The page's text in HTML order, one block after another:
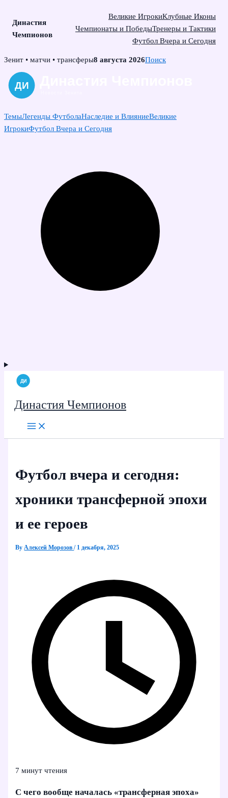
Династия
Чемпионов
Великие ИгрокиКлубные Иконы
Чемпионаты и ПобедыТренеры и Тактики
Футбол Вчера и Сегодня
Skip
content
Зенит • матчи • трансферы8 августа 2026Поиск
ТемыЛегенды ФутболаНаследие и ВлияниеВеликие
ИгрокиФутбол Вчера и Сегодня
Династия Чемпионов
Футбол вчера и сегодня:
хроники трансферной эпохи
и ее героев
ByАлексей Морозов/ 1 декабря, 2025
7 минут чтения
С чего вообще началась «трансферная эпоха»